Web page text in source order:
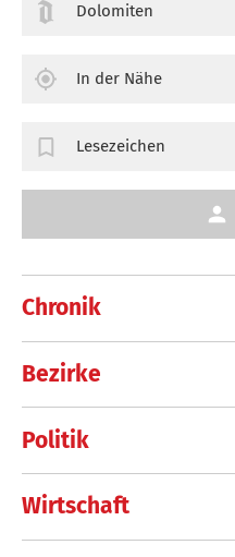
Chronik
Bezirke
Politik
Wirtschaft
Dolomiten
In der Nähe
Lesezeichen